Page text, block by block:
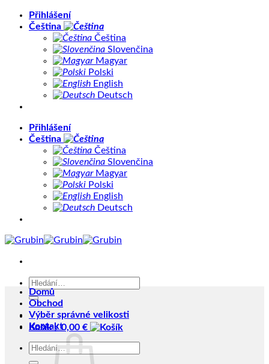
PřeskočitPřihlášení
Čeština
Čeština
Slovenčina
Magyar
Polski
English
Deutsch
Přihlášení
Čeština
Čeština
Slovenčina
Magyar
Polski
English
Deutsch
Hledat:
Košík /0,00 €
Domů
Obchod
Výběr správné velikosti
Kontakt
Hledat: